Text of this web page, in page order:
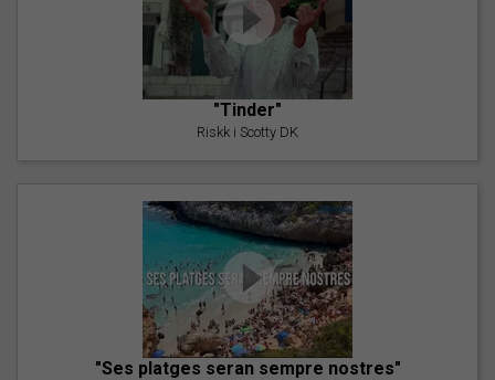
"Tinder"
Riskk i Scotty DK
"Ses platges seran sempre nostres"